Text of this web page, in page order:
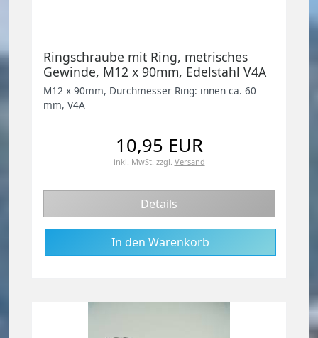
Ringschraube mit Ring, metrisches
Gewinde, M12 x 90mm, Edelstahl V4A
M12 x 90mm, Durchmesser Ring: innen ca. 60
mm, V4A
10,95 EUR
inkl. MwSt. zzgl. Versand
Details